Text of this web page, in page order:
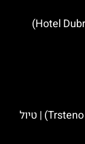
הגנים הבוטניים בטרסטנו (Trsteno Arboretum) | טיול